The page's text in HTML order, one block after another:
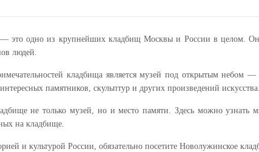
это одно из крупнейших кладбищ Москвы и России в целом.
людей.
кладбища является музей под открытым небом
памятников, скульптур и других произведений искусства.
не только музей, но и место памяти. Здесь можно узнать
на кладбище.
и культурой России, обязательно посетите Новолужинское